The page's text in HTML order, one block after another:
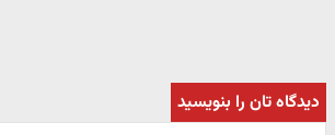
دیدگاه تان را بنویسید